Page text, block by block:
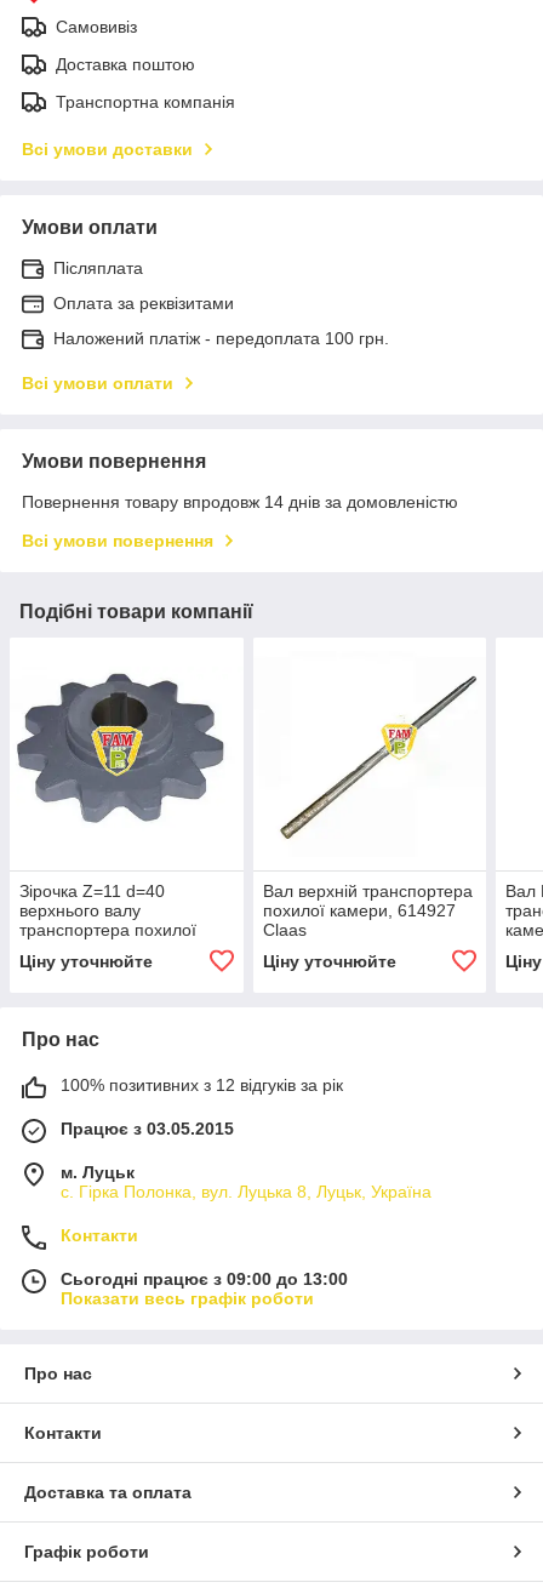
Самовивіз
Доставка поштою
Транспортна компанія
Всі умови доставки
Умови оплати
Післяплата
Оплата за реквізитами
Наложений платіж - передоплата 100 грн.
Всі умови оплати
Умови повернення
Повернення товару впродовж 14 днів за домовленістю
Всі умови повернення
Подібні товари компанії
Зірочка Z=11 d=40
верхнього валу
транспортера похилої
Ціну уточнюйте
Вал верхній транспортера
похилої камери, 614927
Claas
Ціну уточнюйте
Вал
Про нас
100% позитивних з 12 відгуків за рік
Працює з 03.05.2015
м. Луцьк
с. Гірка Полонка, вул. Луцька 8, Луцьк, Україна
Контакти
Сьогодні працює з 09:00 до 13:00
Показати весь графік роботи
Про нас
Контакти
Доставка та оплата
Графік роботи